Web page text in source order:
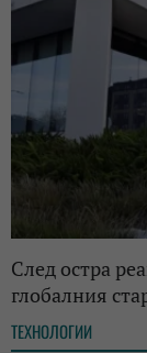
След остра
глобалния
ТЕХНОЛОГИИ